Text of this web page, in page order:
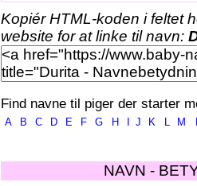
Kopiér HTML-koden i feltet
website for at linke til navn:
Find navne til piger der starter
A B C D E F G H J K L M
NAVN -